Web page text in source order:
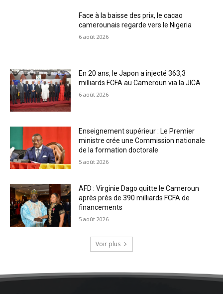
Face à la baisse des prix, le cacao
camerounais regarde vers le Nigeria
6 août 2026
En 20 ans, le Japon a injecté 363,3
milliards FCFA au Cameroun via la JICA
6 août 2026
Enseignement supérieur : Le Premier
ministre crée une Commission nationale
de la formation doctorale
5 août 2026
AFD : Virginie Dago quitte le Cameroun
après près de 390 milliards FCFA de
financements
5 août 2026
Voir plus